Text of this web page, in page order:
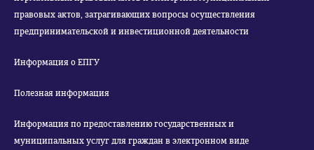
правовых актов, затрагивающих вопросы осуществления
предпринимательской и инвестиционной деятельности
Информация о ЕПГУ
Полезная информация
Информация по предоставлению государственных и
муниципальных услуг для граждан в электронном виде